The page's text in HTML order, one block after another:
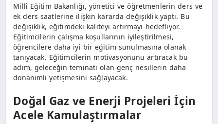
Millî Eğitim Bakanlığı, yönetici ve öğretmenlerin ders ve
ek ders saatlerine ilişkin kararda değişiklik yaptı. Bu
değişiklik, eğitimdeki kaliteyi artırmayı hedefliyor.
Eğitimcilerin çalışma koşullarının iyileştirilmesi,
öğrencilere daha iyi bir eğitim sunulmasına olanak
tanıyacak. Eğitimcilerin motivasyonunu artıracak bu
adım, geleceğin teminatı olan genç nesillerin daha
donanımlı yetişmesini sağlayacak.
Doğal Gaz ve Enerji Projeleri İçin
Acele Kamulaştırmalar